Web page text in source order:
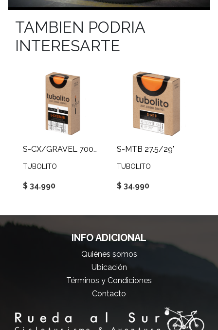
TAMBIEN PODRIA
INTERESARTE
S-CX/GRAVEL 700C/650B
TUBOLITO
$ 34.990
S-MTB 27.5/29"
TUBOLITO
$ 34.990
INFO ADICIONAL
Quiénes somos
Ubicación
Términos y Condiciones
Contacto